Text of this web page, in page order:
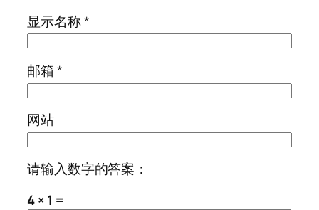
显示名称*
邮箱*
网站
请输入数字的答案：
4 × 1 =